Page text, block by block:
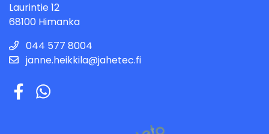
Laurintie 12
68100 Himanka
044 577 8004
janne.heikkila@jahetec.fi